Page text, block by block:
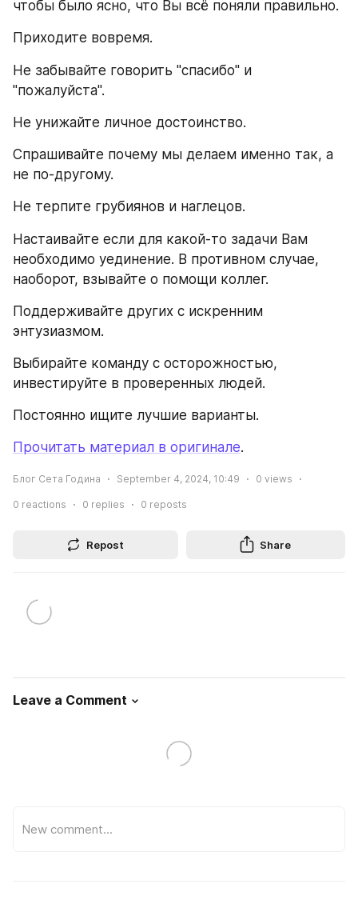
чтобы было ясно, что Вы всё поняли правильно.
Приходите вовремя.
Не забывайте говорить "спасибо" и
"пожалуйста".
Не унижайте личное достоинство.
Спрашивайте почему мы делаем именно так, а
не по-другому.
Не терпите грубиянов и наглецов.
Настаивайте если для какой-то задачи Вам
необходимо уединение. В противном случае,
наоборот, взывайте о помощи коллег.
Поддерживайте других с искренним
энтузиазмом.
Выбирайте команду с осторожностью,
инвестируйте в проверенных людей.
Постоянно ищите лучшие варианты.
Прочитать материал в оригинале.
Блог Сета Година September 4, 2024, 10:49 0 views
0 reactions 0 replies 0 reposts
Repost Share
Leave a Comment